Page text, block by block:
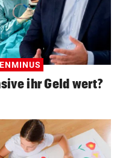
ihr Geld wert?